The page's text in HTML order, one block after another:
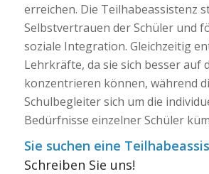
erreichen. Die Teilhabeassistenz
Selbstvertrauen der Schüler und
soziale Integration. Gleichzeitig
Lehrkräfte, da sie sich besser auf
konzentrieren können, während
Schulbegleiter sich um die
Bedürfnisse einzelner Schüler
Sie suchen eine
Schreiben Sie uns!